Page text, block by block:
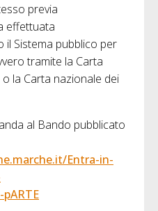
previa
effettuata
il Sistema pubblico per
tramite la Carta
o la Carta nazionale dei
al Bando pubblicato
Entra-in-